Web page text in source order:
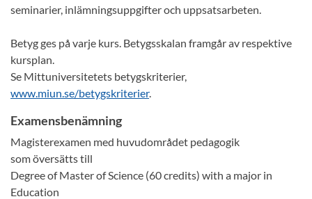
seminarier, inlämningsuppgifter och uppsatsarbeten.
Betyg ges på varje kurs. Betygsskalan framgår av respektive
kursplan.
Se Mittuniversitetets betygskriterier,
www.miun.se/betygskriterier.
Examensbenämning
Magisterexamen med huvudområdet pedagogik
som översätts till
Degree of Master of Science (60 credits) with a major in
Education